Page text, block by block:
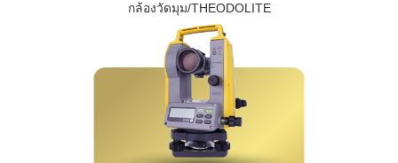
กล้องวัดมุม/THEODOLITE